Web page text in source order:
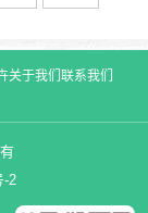
关于我们 联系我们
-2